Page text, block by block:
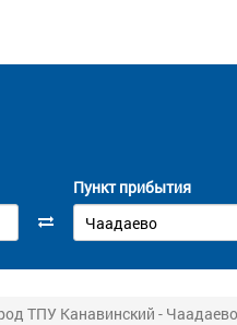
Пункт прибытия
ТПУ Канавинский - Чаадаево